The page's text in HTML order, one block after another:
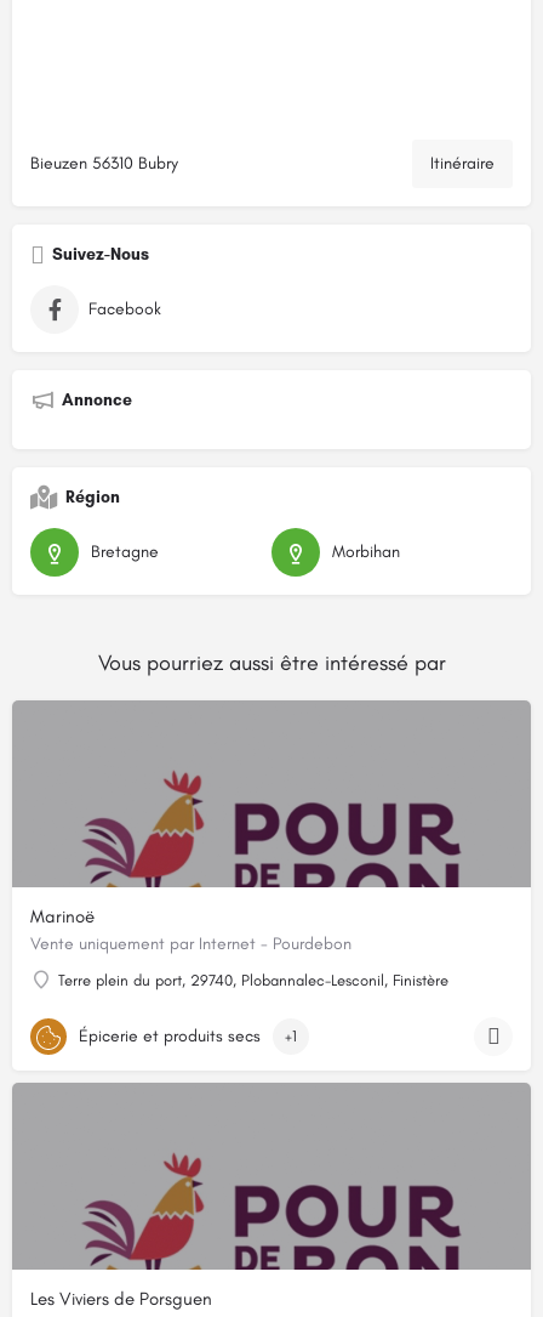
Bieuzen 56310 Bubry Itinéraire
Suivez-Nous
Facebook
Annonce
Région
Bretagne Morbihan
Vous pourriez aussi être intéressé par
Marinoë
Vente uniquement par Internet - Pourdebon
Terre plein du port, 29740, Plobannalec-Lesconil, Finistère
Épicerie et produits secs +1
Les Viviers de Porsguen